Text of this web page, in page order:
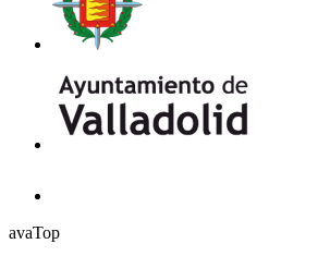
avaTop